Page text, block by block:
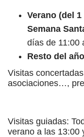
Verano (del
Semana
días de 11:00
Resto del
Visitas
asociaciones…,
Visitas guiadas:
verano a las 13:00